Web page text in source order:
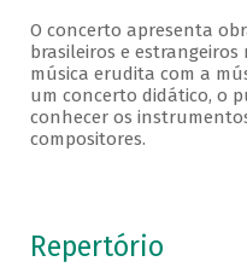
O concerto apresenta
brasileiros e
música erudita com a
um concerto didático, o
conhecer os
compositores.
Repertório